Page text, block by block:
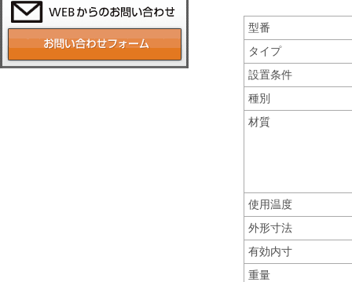
型番
タイプ
設置条件
種別
材質
使用温度
外形寸法
有効内寸
重量